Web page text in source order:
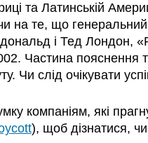
та Латинській
на те, що
і Тед Лондон,
Частина
Чи слід очікувати
компаніям, які
), щоб дізнатися,